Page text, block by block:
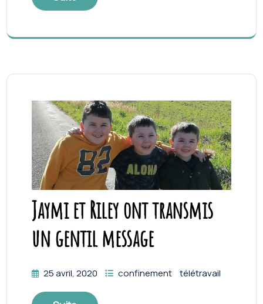
Jaymi et Riley ont transmis
un gentil message
25 avril, 2020 confinement télétravail